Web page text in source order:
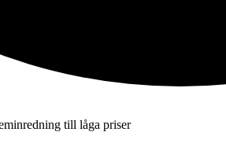
till låga priser